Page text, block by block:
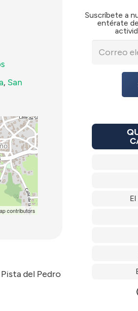
, San
contributors
del Pedro
Suscríbete a
entérate